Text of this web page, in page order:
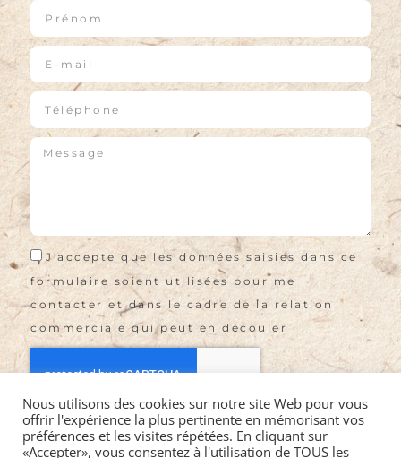
J'accepte que les données saisies dans ce
formulaire soient utilisées pour me
contacter et dans le cadre de la relation
commerciale qui peut en découler
Envoyer
Nous utilisons des cookies sur notre site Web pour vous
offrir l'expérience la plus pertinente en mémorisant vos
préférences et les visites répétées. En cliquant sur
«Accepter», vous consentez à l'utilisation de TOUS les